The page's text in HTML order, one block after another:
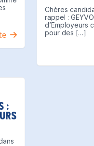
Chères
rappel :
d’Employeurs
pour des […]
: